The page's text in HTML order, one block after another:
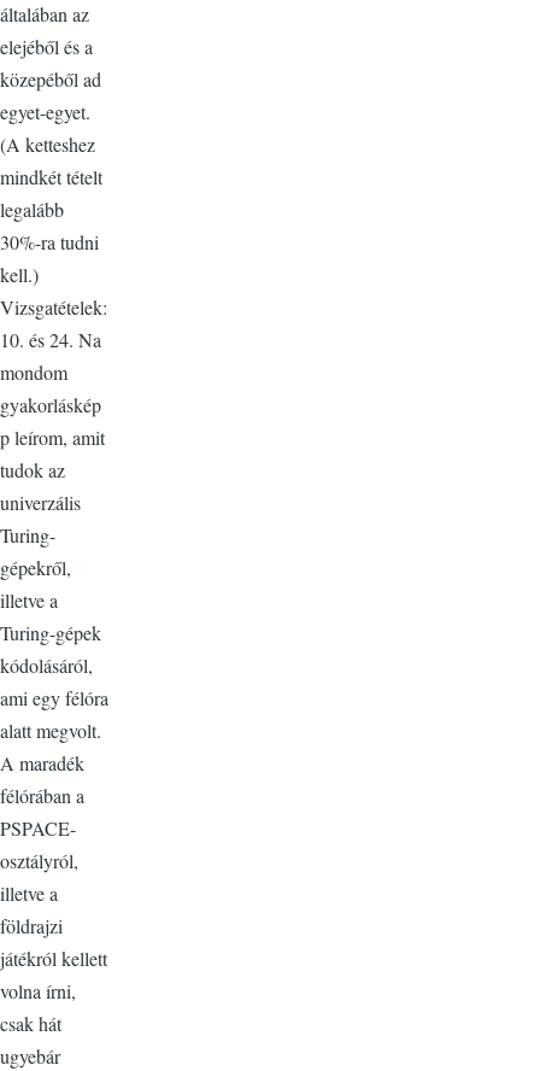
általában az
elejéből és a
közepéből ad
egyet-egyet.
(A ketteshez
mindkét tételt
legalább
30%-ra tudni
kell.)
Vizsgatételek:
10. és 24. Na
mondom
gyakorláskép
p leírom, amit
tudok az
univerzális
Turing-
gépekről,
illetve a
Turing-gépek
kódolásáról,
ami egy félóra
alatt megvolt.
A maradék
félórában a
PSPACE-
osztályról,
illetve a
földrajzi
játékról kellett
volna írni,
csak hát
ugyebár